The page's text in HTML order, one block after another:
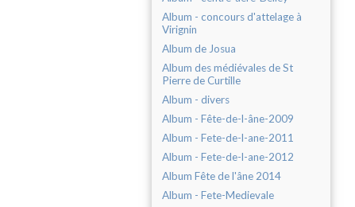
Album - concours d'attelage à
Virignin
Album de Josua
Album des médiévales de St
Pierre de Curtille
Album - divers
Album - Fête-de-l-âne-2009
Album - Fete-de-l-ane-2011
Album - Fete-de-l-ane-2012
Album Fête de l'âne 2014
Album - Fete-Medievale